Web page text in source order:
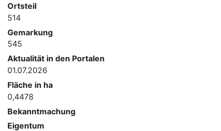
Ortsteil
514
Gemarkung
545
Aktualität in den Portalen
01.07.2026
Fläche in ha
0,4478
Bekanntmachung
Eigentum